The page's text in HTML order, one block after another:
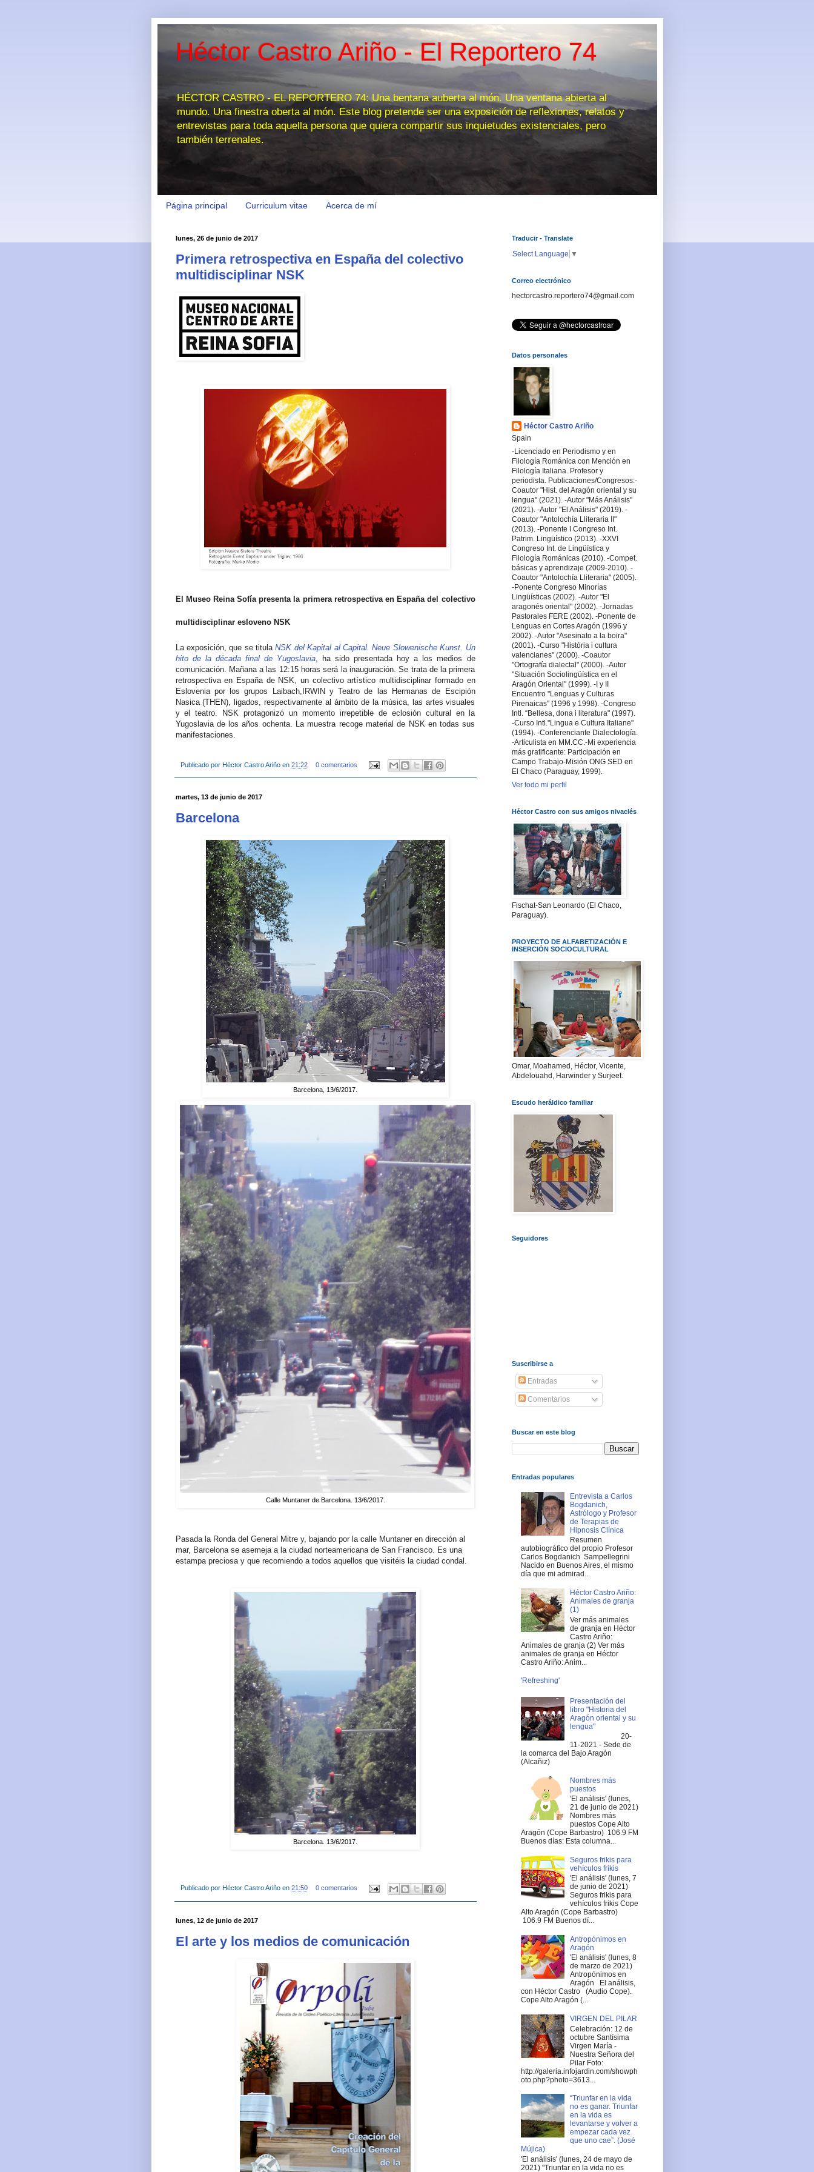
Héctor Castro Ariño - El Reportero 74
HÉCTOR CASTRO - EL REPORTERO 74: Una bentana auberta al món. Una ventana abierta al
mundo. Una finestra oberta al món. Este blog pretende ser una exposición de reflexiones, relatos y
entrevistas para toda aquella persona que quiera compartir sus inquietudes existenciales, pero
también terrenales.
Página principal Curriculum vitae Acerca de mí
lunes, 26 de junio de 2017
Primera retrospectiva en España del colectivo
multidisciplinar NSK
El Museo Reina Sofía presenta la primera retrospectiva en España del colectivo
multidisciplinar esloveno NSK
La exposición, que se titulaNSK del Kapital al Capital. Neue Slowenische Kunst. Un
hito de la década final de Yugoslavia, ha sido presentada hoy a los medios de
comunicación. Mañana a las 12:15 horas será la inauguración. Se trata de la primera
retrospectiva en España de NSK, un colectivo artístico multidisciplinar formado en
Eslovenia por los grupos Laibach,IRWIN y Teatro de las Hermanas de Escipión
Nasica (THEN), ligados, respectivamente al ámbito de la música, las artes visuales
y el teatro. NSK protagonizó un momento irrepetible de eclosión cultural en la
Yugoslavia de los años ochenta. La muestra recoge material de NSK en todas sus
manifestaciones.
Publicado por Héctor Castro Ariño en 21:22 0 comentarios
martes, 13 de junio de 2017
Barcelona
Barcelona, 13/6/2017.
Calle Muntaner de Barcelona. 13/6/2017.
Pasada la Ronda del General Mitre y, bajando por la calle Muntaner en dirección al
mar, Barcelona se asemeja a la ciudad norteamericana de San Francisco. Es una
estampa preciosa y que recomiendo a todos aquellos que visitéis la ciudad condal.
Barcelona. 13/6/2017.
Publicado por Héctor Castro Ariño en 21:50 0 comentarios
lunes, 12 de junio de 2017
El arte y los medios de comunicación
Traducir - Translate
Select Language ▼
Correo electrónico
hectorcastro.reportero74@gmail.com
Datos personales
Héctor Castro Ariño
Spain
-Licenciado en Periodismo y en
Filología Románica con Mención en
Filología Italiana. Profesor y
periodista. Publicaciones/Congresos:-
Coautor "Hist. del Aragón oriental y su
lengua" (2021). -Autor "Más Análisis"
(2021). -Autor "El Análisis" (2019). -
Coautor "Antolochía Lliteraria II"
(2013). -Ponente I Congreso Int.
Patrim. Lingüístico (2013). -XXVI
Congreso Int. de Lingüística y
Filología Románicas (2010). -Compet.
básicas y aprendizaje (2009-2010). -
Coautor "Antolochía Lliteraria" (2005).
-Ponente Congreso Minorías
Lingüísticas (2002). -Autor "El
aragonés oriental" (2002). -Jornadas
Pastorales FERE (2002). -Ponente de
Lenguas en Cortes Aragón (1996 y
2002). -Autor "Asesinato a la boira"
(2001). -Curso "Història i cultura
valencianes" (2000). -Coautor
"Ortografía dialectal" (2000). -Autor
"Situación Sociolingüística en el
Aragón Oriental" (1999). -I y II
Encuentro "Lenguas y Culturas
Pirenaicas" (1996 y 1998). -Congreso
Intl. “Bellesa, dona i literatura" (1997).
-Curso Intl."Lingua e Cultura Italiane"
(1994). -Conferenciante Dialectología.
-Articulista en MM.CC.-Mi experiencia
más gratificante: Participación en
Campo Trabajo-Misión ONG SED en
El Chaco (Paraguay, 1999).
Ver todo mi perfil
Héctor Castro con sus amigos nivaclés
Fischat-San Leonardo (El Chaco,
Paraguay).
PROYECTO DE ALFABETIZACIÓN E
INSERCIÓN SOCIOCULTURAL
Omar, Moahamed, Héctor, Vicente,
Abdelouahd, Harwinder y Surjeet.
Escudo heráldico familiar
Seguidores
Suscribirse a
Entradas
Comentarios
Buscar en este blog
Entradas populares
Entrevista a Carlos
Bogdanich,
Astrólogo y Profesor
de Terapias de
Hipnosis Clínica
Resumen
autobiográfico del propio Profesor
Carlos Bogdanich Sampellegrini
Nacido en Buenos Aires, el mismo
día que mi admirad...
Héctor Castro Ariño:
Animales de granja
(1)
Ver más animales
de granja en Héctor
Castro Ariño:
Animales de granja (2) Ver más
animales de granja en Héctor
Castro Ariño: Anim...
'Refreshing'
Presentación del
libro "Historia del
Aragón oriental y su
lengua"
20-
11-2021 - Sede de
la comarca del Bajo Aragón
(Alcañiz)
Nombres más
puestos
'El análisis' (lunes,
21 de junio de 2021)
Nombres más
puestos Cope Alto
Aragón (Cope Barbastro) 106.9 FM
Buenos días: Esta columna...
Seguros frikis para
vehículos frikis
'El análisis' (lunes, 7
de junio de 2021)
Seguros frikis para
vehículos frikis Cope
Alto Aragón (Cope Barbastro)
106.9 FM Buenos dí...
Antropónimos en
Aragón
'El análisis' (lunes, 8
de marzo de 2021)
Antropónimos en
Aragón El análisis,
con Héctor Castro (Audio Cope).
Cope Alto Aragón (...
VIRGEN DEL PILAR
Celebración: 12 de
octubre Santísima
Virgen María -
Nuestra Señora del
Pilar Foto:
http://galeria.infojardin.com/showph
oto.php?photo=3613...
“Triunfar en la vida
no es ganar. Triunfar
en la vida es
levantarse y volver a
empezar cada vez
que uno cae”. (José
Mújica)
'El análisis' (lunes, 24 de mayo de
2021) "Triunfar en la vida no es